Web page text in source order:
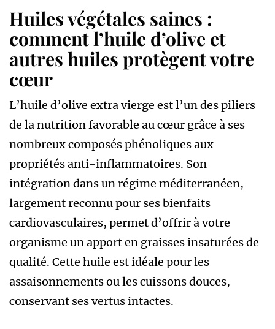
Huiles végétales saines :
comment l’huile d’olive et
autres huiles protègent votre
cœur
L’huile d’olive extra vierge est l’un des piliers
de la nutrition favorable au cœur grâce à ses
nombreux composés phénoliques aux
propriétés anti-inflammatoires. Son
intégration dans un régime méditerranéen,
largement reconnu pour ses bienfaits
cardiovasculaires, permet d’offrir à votre
organisme un apport en graisses insaturées de
qualité. Cette huile est idéale pour les
assaisonnements ou les cuissons douces,
conservant ses vertus intactes.